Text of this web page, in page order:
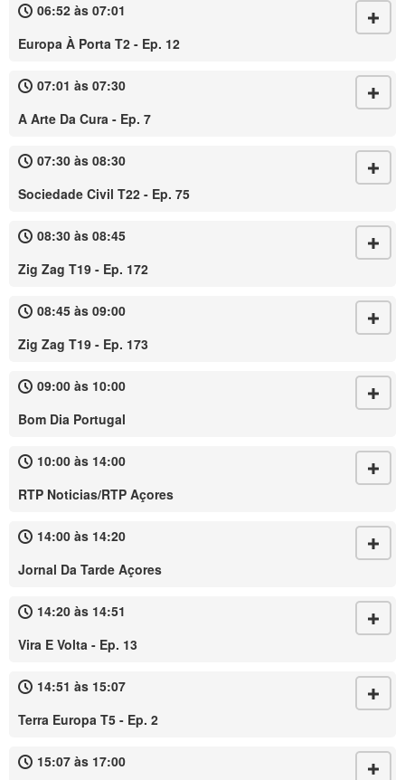
06:52 às 07:01
Europa À Porta T2 - Ep. 12
07:01 às 07:30
A Arte Da Cura - Ep. 7
07:30 às 08:30
Sociedade Civil T22 - Ep. 75
08:30 às 08:45
Zig Zag T19 - Ep. 172
08:45 às 09:00
Zig Zag T19 - Ep. 173
09:00 às 10:00
Bom Dia Portugal
10:00 às 14:00
RTP Noticias/RTP Açores
14:00 às 14:20
Jornal Da Tarde Açores
14:20 às 14:51
Vira E Volta - Ep. 13
14:51 às 15:07
Terra Europa T5 - Ep. 2
15:07 às 17:00